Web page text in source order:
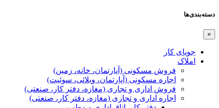
دسته‌بندی‌ها
×
جویای کار
املاک
فروش مسکونی (آپارتمان، خانه، زمین)
اجاره مسکونی (آپارتمان، ویلائی، سوئیت)
فروش اداری و تجاری (مغازه، دفتر کار، صنعتی)
اجاره اداری و تجاری (مغازه، دفتر کار، صنعتی)